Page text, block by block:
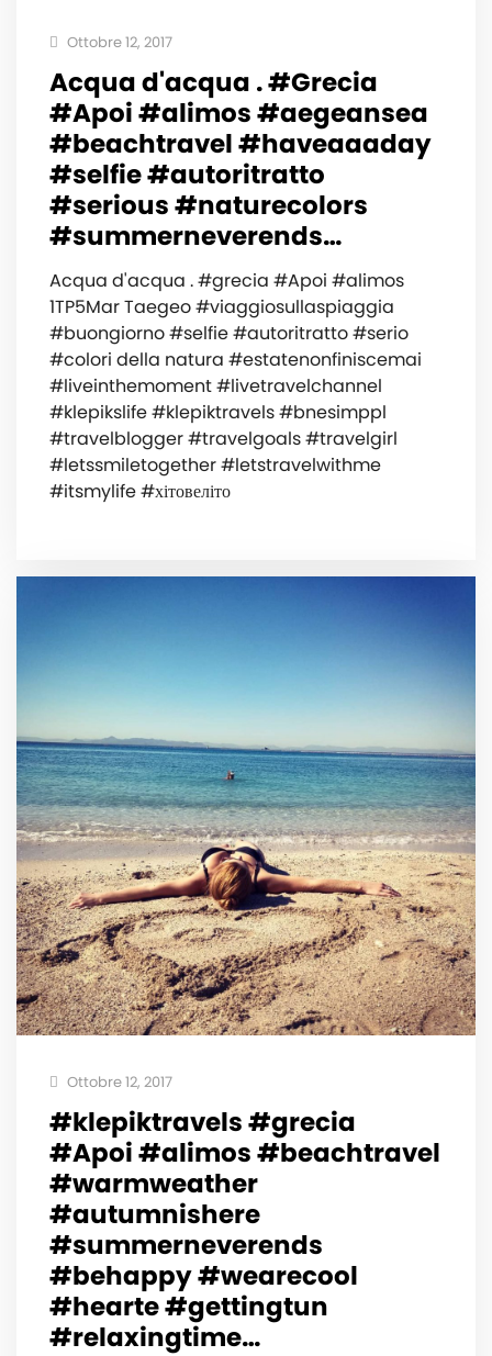
Ottobre 12, 2017
Acqua d'acqua . #Grecia
#Apoi #alimos #aegeansea
#beachtravel #haveaaaday
#selfie #autoritratto
#serious #naturecolors
#summerneverends…
Acqua d'acqua . #grecia #Apoi #alimos
1TP5Mar Taegeo #viaggiosullaspiaggia
#buongiorno #selfie #autoritratto #serio
#colori della natura #estatenonfiniscemai
#liveinthemoment #livetravelchannel
#klepikslife #klepiktravels #bnesimppl
#travelblogger #travelgoals #travelgirl
#letssmiletogether #letstravelwithme
#itsmylife #хітовеліто
Ottobre 12, 2017
#klepiktravels #grecia
#Apoi #alimos #beachtravel
#warmweather
#autumnishere
#summerneverends
#behappy #wearecool
#hearte #gettingtun
#relaxingtime…